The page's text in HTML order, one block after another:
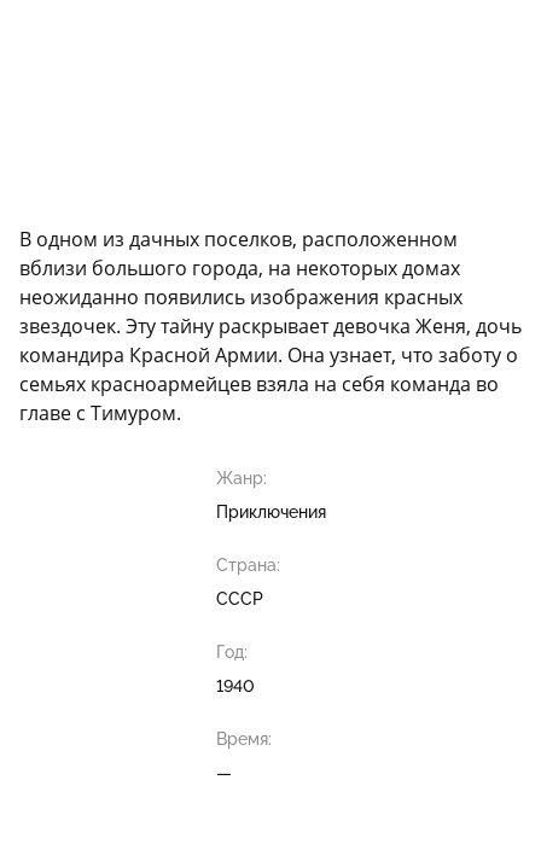
В одном из дачных поселков, расположенном
вблизи большого города, на некоторых домах
неожиданно появились изображения красных
звездочек. Эту тайну раскрывает девочка Женя, дочь
командира Красной Армии. Она узнает, что заботу о
семьях красноармейцев взяла на себя команда во
главе с Тимуром.
Жанр:
Приключения
Страна:
СССР
Год:
1940
Время:
—